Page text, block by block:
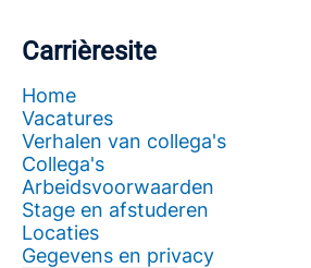
Carrièresite
Home
Vacatures
Verhalen van collega's
Collega's
Arbeidsvoorwaarden
Stage en afstuderen
Locaties
Gegevens en privacy